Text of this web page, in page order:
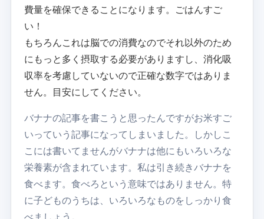
費量を確保できることになります。ごはんすご
い！
もちろんこれは脳での消費なのでそれ以外のため
にもっと多く摂取する必要がありますし、消化吸
収率を考慮していないので正確な数字ではありま
せん。目安にしてください。
バナナの記事を書こうと思ったんですがお米すご
いっていう記事になってしまいました。しかしこ
こには書いてませんがバナナは他にもいろいろな
栄養素が含まれています。私は引き続きバナナを
食べます。食べろという意味ではありません。特
に子どものうちは、いろいろなものをしっかり食